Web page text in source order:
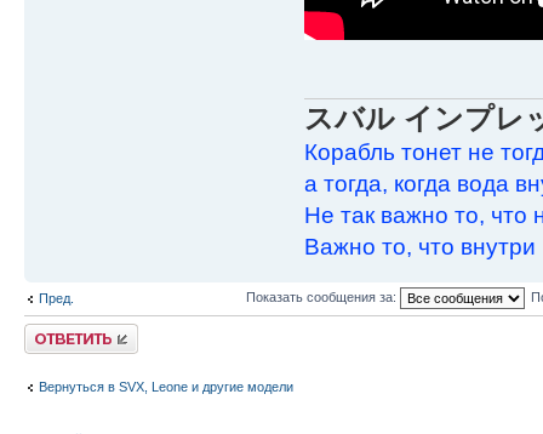
スバル インプレ
Корабль тонет не
а тогда, когда вода
Не так важно то, что
Важно то, что внутри
Пред. Показать сообщения за:
Ответить
Вернуться в SVX, Leone и другие модели